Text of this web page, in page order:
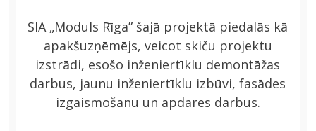
SIA „Moduls Rīga” šajā projektā piedalās kā
apakšuzņēmējs, veicot skiču projektu
izstrādi, esošo inženiertīklu demontāžas
darbus, jaunu inženiertīklu izbūvi, fasādes
izgaismošanu un apdares darbus.